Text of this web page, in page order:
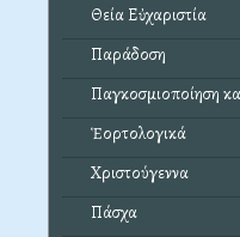
Θεία Εὐχαριστία
Παράδοση
Παγκοσμιοποίηση
Ἑορτολογικά
Χριστούγεννα
Πάσχα